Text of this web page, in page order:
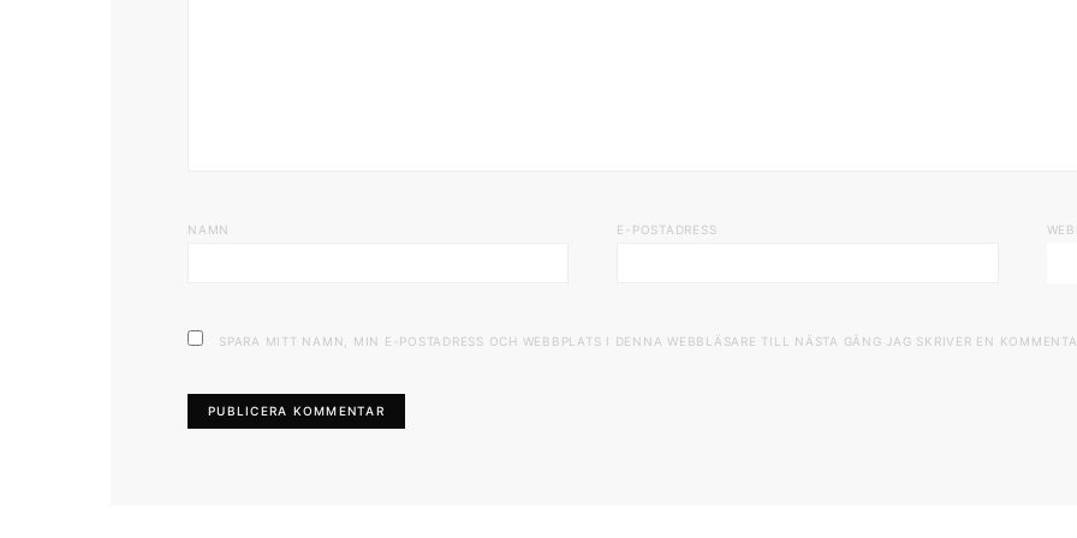
NAMN E-POSTADRESS
SPARA MITT NAMN, MIN E-POSTADRESS OCH WEBBPLATS I DENNA WEBBLÄSARE TILL NÄSTA GÅNG JAG SKRIVER EN